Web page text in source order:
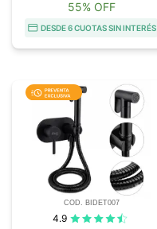
55% OFF
DESDE 6 CUOTAS SIN INTERÉS
COD. BIDET007
4.9